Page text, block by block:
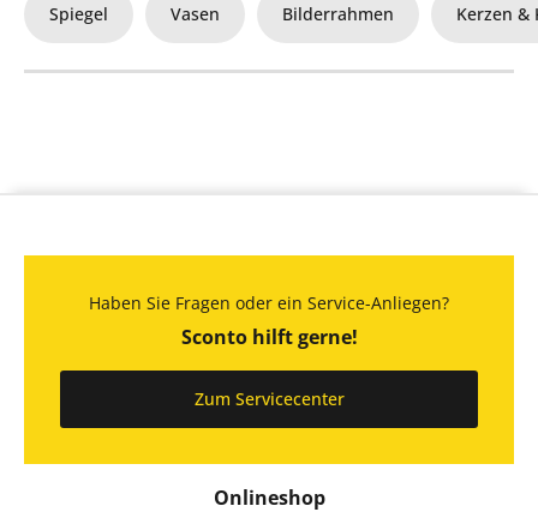
Spiegel Vasen Bilderrahmen Kerzen &
Onlineshop
Haben Sie Fragen oder ein Service-Anliegen?
Sconto hilft gerne!
Zum Servicecenter